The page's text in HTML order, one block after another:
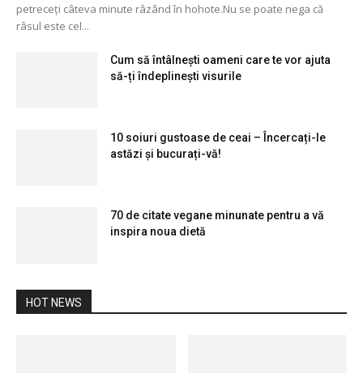
petreceți câteva minute râzând în hohote.Nu se poate nega că
râsul este cel...
Cum să întâlnești oameni care te vor ajuta
să-ți îndeplinești visurile
10 soiuri gustoase de ceai – Încercați-le
astăzi și bucurați-vă!
70 de citate vegane minunate pentru a vă
inspira noua dietă
HOT NEWS